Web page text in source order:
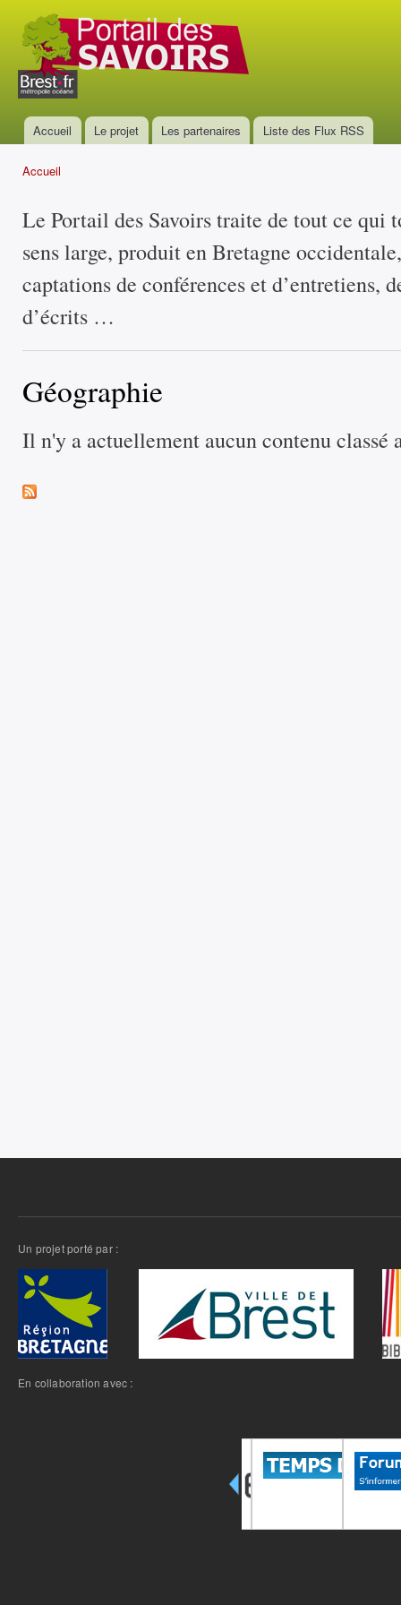
Portail
des
savoirs
Menu principal
Accueil Le projet Les partenaires Liste des Flux RSS
Accueil
Le Portail des Savoirs traite de tout ce qui
sens large, produit en Bretagne
captations de conférences et d’entretiens,
d’écrits …
Géographie
Il n'y a actuellement aucun contenu classé
Un projet porté par :
En collaboration avec :